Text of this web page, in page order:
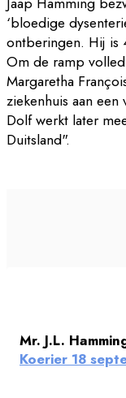
‘bloedige
ontberingen. Hij is
Om de ramp
Margaretha
ziekenhuis aan
Dolf werkt later
Duitsland".
Mr. J.L.
Koerier 18